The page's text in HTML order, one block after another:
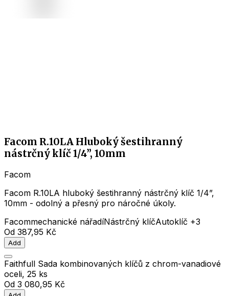
Facom R.10LA Hluboký šestihranný
nástrčný klíč 1/4”, 10mm
Facom
Facom R.10LA hluboký šestihranný nástrčný klíč 1/4”,
10mm - odolný a přesný pro náročné úkoly.
Facommechanické nářadíNástrčný klíčAutoklíč +3
Od 387,95 Kč
Add
Faithfull Sada kombinovaných klíčů z chrom-vanadiové
oceli, 25 ks
Od 3 080,95 Kč